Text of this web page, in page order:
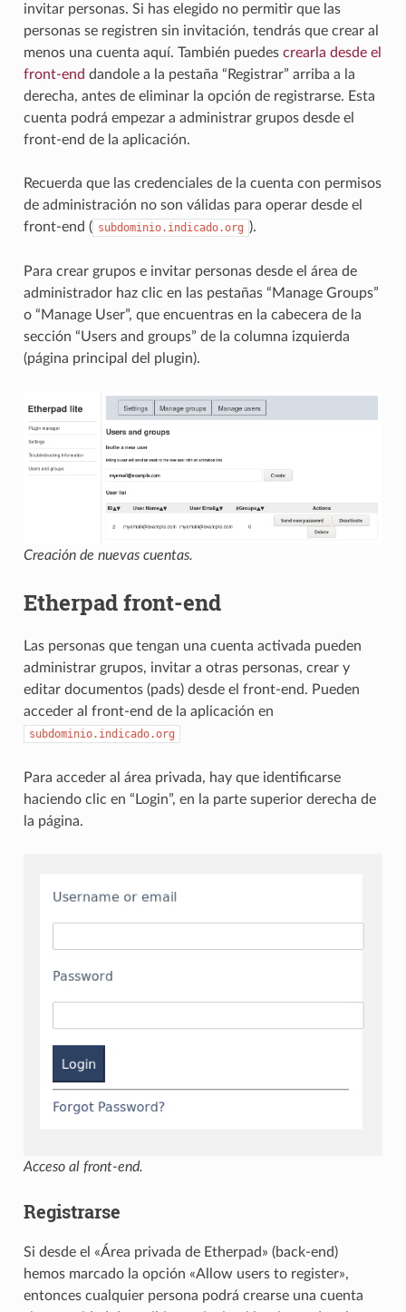
invitar personas. Si has elegido no permitir que las
personas se registren sin invitación, tendrás que crear al
menos una cuenta aquí. También puedes crearla desde el
front-end dandole a la pestaña “Registrar” arriba a la
derecha, antes de eliminar la opción de registrarse. Esta
cuenta podrá empezar a administrar grupos desde el
front-end de la aplicación.
Recuerda que las credenciales de la cuenta con permisos
de administración no son válidas para operar desde el
front-end ( subdominio.indicado.org ).
Para crear grupos e invitar personas desde el área de
administrador haz clic en las pestañas “Manage Groups”
o “Manage User”, que encuentras en la cabecera de la
sección “Users and groups” de la columna izquierda
(página principal del plugin).
Creación de nuevas cuentas.
Etherpad front-end
Las personas que tengan una cuenta activada pueden
administrar grupos, invitar a otras personas, crear y
editar documentos (pads) desde el front-end. Pueden
acceder al front-end de la aplicación en
subdominio.indicado.org
Para acceder al área privada, hay que identificarse
haciendo clic en “Login”, en la parte superior derecha de
la página.
Acceso al front-end.
Registrarse
Si desde el «Área privada de Etherpad» (back-end)
hemos marcado la opción «Allow users to register»,
entonces cualquier persona podrá crearse una cuenta